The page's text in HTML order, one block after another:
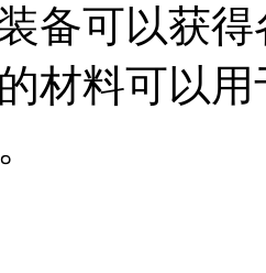
备可以获
材料可以